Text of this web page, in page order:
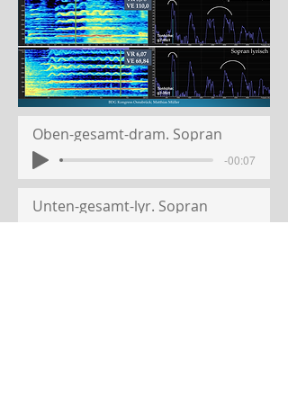
Oben-gesamt-dram. Sopran
-00:07
Unten-gesamt-lyr. Sopran